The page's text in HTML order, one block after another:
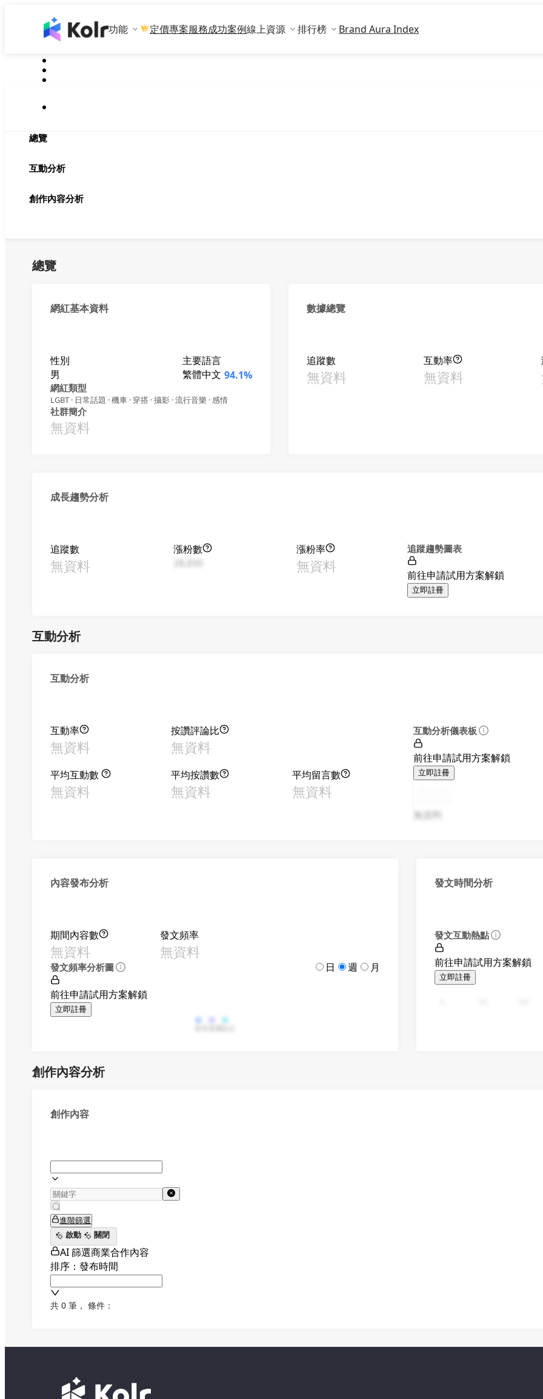
功能 定價專案服務成功案例線上資源 排行榜 Brand Aura Index
總覽
互動分析
創作內容分析
總覽
網紅基本資料
性別
男
主要語言
繁體中文 94.1%
網紅類型
LGBT · 日常話題 · 機車 · 穿搭 · 攝影 · 流行音樂 · 感情
社群簡介
無資料
數據總覽
追蹤數
無資料
互動率
無資料
成長趨勢分析
追蹤數
無資料
漲粉數
漲粉率
無資料
追蹤趨勢圖表
前往申請試用方案解鎖
立即註冊
互動分析
互動分析
互動率
無資料
按讚評論比
無資料
平均互動數
無資料
平均按讚數
無資料
平均留言數
無資料
互動分析儀表板
前往申請試用方案解鎖
立即註冊
無資料
內容發布分析
期間內容數
無資料
發文頻率
無資料
發文頻率分析圖 日 週 月
前往申請試用方案解鎖
立即註冊
發文時間分析
發文互動熱點
前往申請試用方案解鎖
立即註冊
創作內容分析
創作內容
進階篩選
啟動
關閉
AI 篩選商業合作內容
排序：發布時間
共 0 筆 ， 條件：